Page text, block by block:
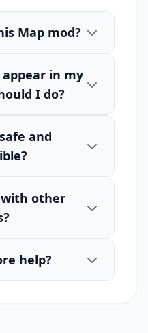
Map mod?
in my
I do?
and
with other
help?